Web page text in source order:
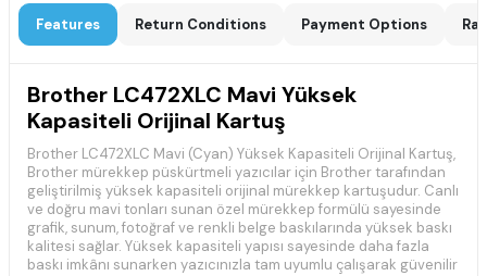
Features Return Conditions Payment Options
Brother LC472XLC Mavi Yüksek
Kapasiteli Orijinal Kartuş
Brother LC472XLC Mavi (Cyan) Yüksek Kapasiteli Orijinal Kartuş,
Brother mürekkep püskürtmeli yazıcılar için Brother tarafından
geliştirilmiş yüksek kapasiteli orijinal mürekkep kartuşudur. Canlı
ve doğru mavi tonları sunan özel mürekkep formülü sayesinde
grafik, sunum, fotoğraf ve renkli belge baskılarında yüksek baskı
kalitesi sağlar. Yüksek kapasiteli yapısı sayesinde daha fazla
baskı imkânı sunarken yazıcınızla tam uyumlu çalışarak güvenilir